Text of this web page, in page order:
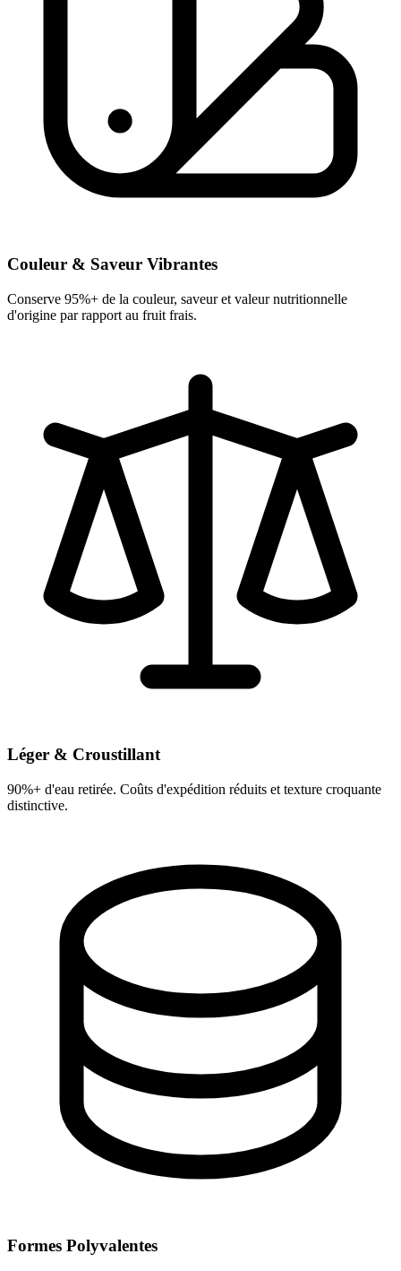
Couleur & Saveur Vibrantes
Conserve 95%+ de la couleur, saveur et valeur nutritionnelle
d'origine par rapport au fruit frais.
Léger & Croustillant
90%+ d'eau retirée. Coûts d'expédition réduits et texture croquante
distinctive.
Formes Polyvalentes